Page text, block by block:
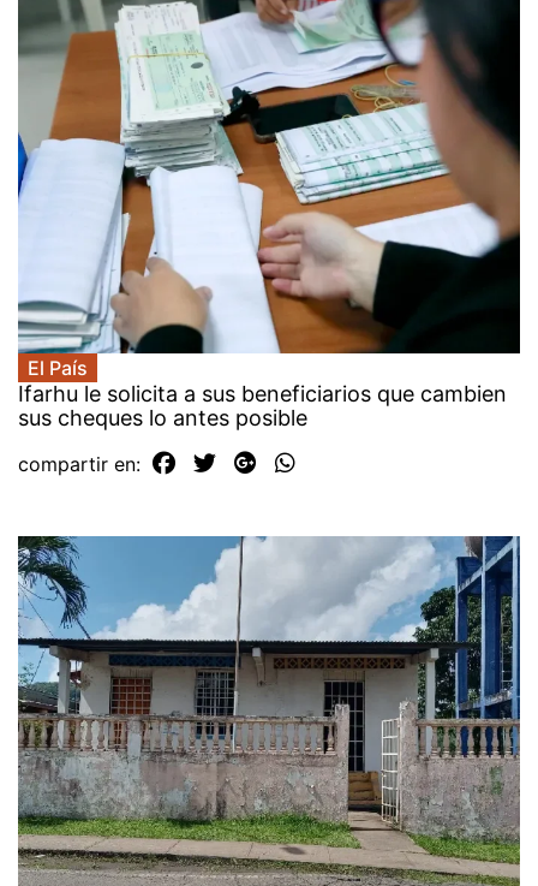
El País
Ifarhu le solicita a sus beneficiarios que cambien
sus cheques lo antes posible
compartir en: